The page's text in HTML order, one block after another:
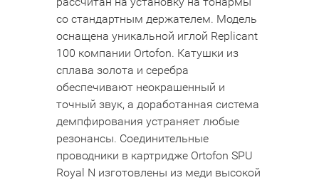
со стандартным держателем. Модель
оснащена уникальной иглой Replicant
100 компании Ortofon. Катушки из
сплава золота и серебра
обеспечивают неокрашенный и
точный звук, а доработанная система
демпфирования устраняет любые
резонансы. Соединительные
проводники в картридже Ortofon SPU
Royal N изготовлены из меди высокой